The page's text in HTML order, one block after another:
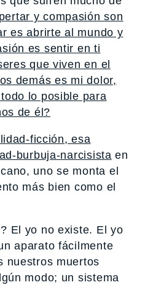
y compasión son
es abrirte al mundo y
es sentir en ti
que viven en el
demás es mi dolor,
lo posible para
de él?
ficción, esa
burbuja-narcisista en
uno se monta el
más bien como el
El yo no existe. El yo
aparato fácilmente
nuestros muertos
modo; un sistema